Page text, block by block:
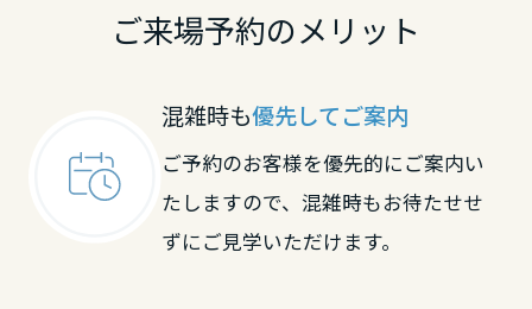
ご来場予約のメリット
混雑時も優先してご案内
ご予約のお客様を優先的にご案内い
たしますので、混雑時もお待たせせ
ずにご見学いただけます。
山口県